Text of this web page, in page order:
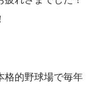
格的野球場で毎年